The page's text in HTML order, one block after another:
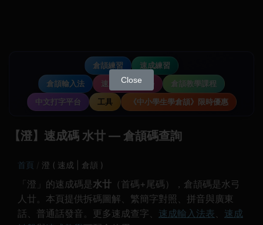
倉頡練習
速成練習
倉頡輸入法
速成輸入法教學
倉頡教學課程
中文打字平台
工具 《中小學生學倉頡》限時優惠
【澄】速成碼 水廿 — 倉頡碼查詢
首頁 澄 ( 速成 | 倉頡 )
「澄」的速成碼是 水廿 （首碼+尾碼），倉頡碼是水弓
人廿。本頁提供拆碼圖解、繁簡字對照、拼音與廣東
話、普通話發音。更多速成查字、 速成輸入法表、 速成
Close